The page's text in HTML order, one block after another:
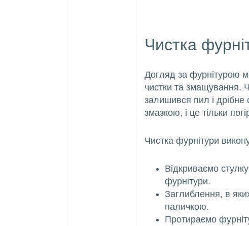
Чистка
Догляд за фурнітурою
чистки та змащування.
залишився пил і дрібне
змазкою, і це тільки
Чистка фурнітури
Відкриваємо
фурнітури.
Заглиблення, в
паличкою.
Протираємо